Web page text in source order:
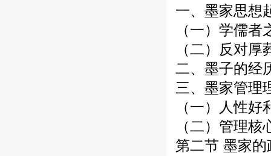
一、墨家思想
（一）学儒
（二）反对
二、墨子的经
三、墨家管理
（一）人性好
（二）管理核
第二节 墨家